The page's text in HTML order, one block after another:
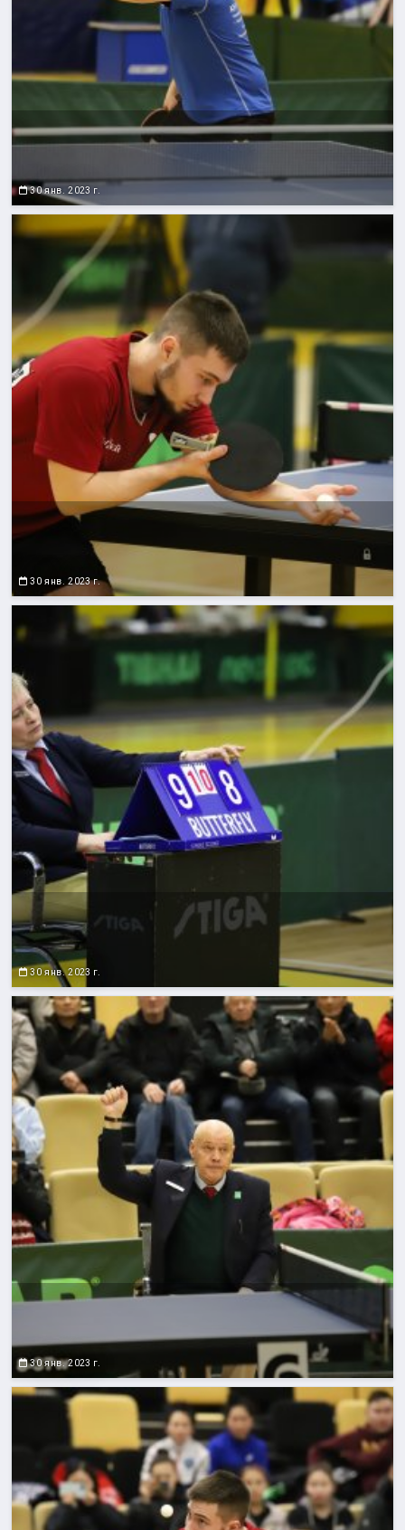
30 янв. 2023 г.
30 янв. 2023 г.
30 янв. 2023 г.
30 янв. 2023 г.